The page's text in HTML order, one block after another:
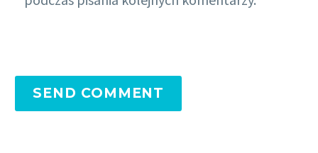
SEND COMMENT